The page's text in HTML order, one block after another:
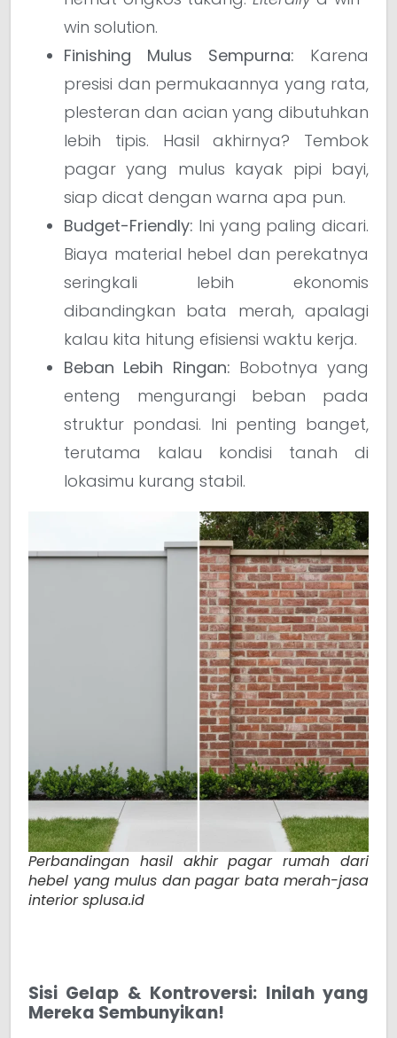
win solution.
Finishing Mulus Sempurna: Karena
presisi dan permukaannya yang rata,
plesteran dan acian yang dibutuhkan
lebih tipis. Hasil akhirnya? Tembok
pagar yang mulus kayak pipi bayi,
siap dicat dengan warna apa pun.
Budget-Friendly: Ini yang paling dicari.
Biaya material hebel dan perekatnya
seringkali lebih ekonomis
dibandingkan bata merah, apalagi
kalau kita hitung efisiensi waktu kerja.
Beban Lebih Ringan: Bobotnya yang
enteng mengurangi beban pada
struktur pondasi. Ini penting banget,
terutama kalau kondisi tanah di
lokasimu kurang stabil.
Perbandingan hasil akhir pagar rumah dari
hebel yang mulus dan pagar bata merah-jasa
interior splusa.id
Sisi Gelap & Kontroversi: Inilah yang
Mereka Sembunyikan!